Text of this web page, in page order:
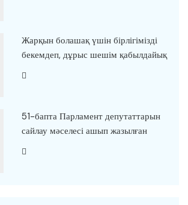
Жарқын болашақ үшін бірлігімізді
бекемдеп, дұрыс шешім қабылдайық
51-бапта Парламент депутаттарын
сайлау мәселесі ашып жазылған